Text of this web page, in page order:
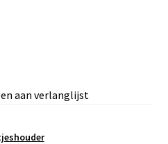
aan verlanglijst